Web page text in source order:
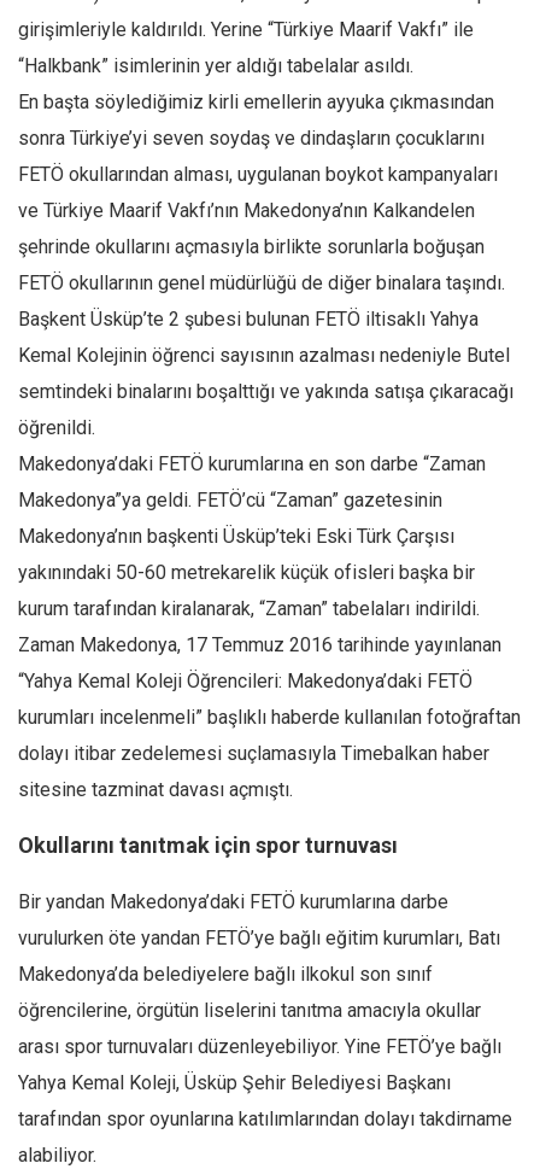
girişimleriyle kaldırıldı. Yerine “Türkiye Maarif Vakfı” ile
“Halkbank” isimlerinin yer aldığı tabelalar asıldı.
En başta söylediğimiz kirli emellerin ayyuka çıkmasından
sonra Türkiye’yi seven soydaş ve dindaşların çocuklarını
FETÖ okullarından alması, uygulanan boykot kampanyaları
ve Türkiye Maarif Vakfı’nın Makedonya’nın Kalkandelen
şehrinde okullarını açmasıyla birlikte sorunlarla boğuşan
FETÖ okullarının genel müdürlüğü de diğer binalara taşındı.
Başkent Üsküp’te 2 şubesi bulunan FETÖ iltisaklı Yahya
Kemal Kolejinin öğrenci sayısının azalması nedeniyle Butel
semtindeki binalarını boşalttığı ve yakında satışa çıkaracağı
öğrenildi.
Makedonya’daki FETÖ kurumlarına en son darbe “Zaman
Makedonya”ya geldi. FETÖ’cü “Zaman” gazetesinin
Makedonya’nın başkenti Üsküp’teki Eski Türk Çarşısı
yakınındaki 50-60 metrekarelik küçük ofisleri başka bir
kurum tarafından kiralanarak, “Zaman” tabelaları indirildi.
Zaman Makedonya, 17 Temmuz 2016 tarihinde yayınlanan
“Yahya Kemal Koleji Öğrencileri: Makedonya’daki FETÖ
kurumları incelenmeli” başlıklı haberde kullanılan fotoğraftan
dolayı itibar zedelemesi suçlamasıyla Timebalkan haber
sitesine tazminat davası açmıştı.
Okullarını tanıtmak için spor turnuvası
Bir yandan Makedonya’daki FETÖ kurumlarına darbe
vurulurken öte yandan FETÖ’ye bağlı eğitim kurumları, Batı
Makedonya’da belediyelere bağlı ilkokul son sınıf
öğrencilerine, örgütün liselerini tanıtma amacıyla okullar
arası spor turnuvaları düzenleyebiliyor. Yine FETÖ’ye bağlı
Yahya Kemal Koleji, Üsküp Şehir Belediyesi Başkanı
tarafından spor oyunlarına katılımlarından dolayı takdirname
alabiliyor.